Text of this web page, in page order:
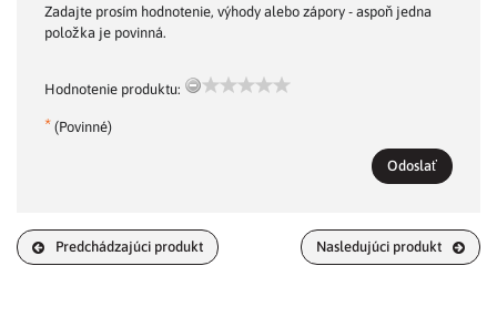
Zadajte prosím hodnotenie, výhody alebo zápory - aspoň jedna
položka je povinná.
Hodnotenie produktu:
* (Povinné)
Odoslať
Predchádzajúci produkt Nasledujúci produkt